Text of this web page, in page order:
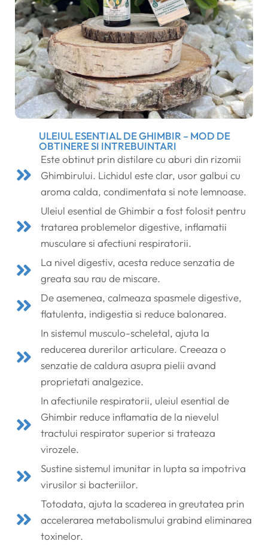
ULEIUL ESENTIAL DE GHIMBIR – MOD DE
OBTINERE SI INTREBUINTARI
Este obtinut prin distilare cu aburi din rizomii
Ghimbirului. Lichidul este clar, usor galbui cu
aroma calda, condimentata si note lemnoase.
Uleiul esential de Ghimbir a fost folosit pentru
tratarea problemelor digestive, inflamatii
musculare si afectiuni respiratorii.
La nivel digestiv, acesta reduce senzatia de
greata sau rau de miscare.
De asemenea, calmeaza spasmele digestive,
flatulenta, indigestia si reduce balonarea.
In sistemul musculo-scheletal, ajuta la
reducerea durerilor articulare. Creeaza o
senzatie de caldura asupra pielii avand
proprietati analgezice.
In afectiunile respiratorii, uleiul esential de
Ghimbir reduce inflamatia de la nievelul
tractului respirator superior si trateaza
virozele.
Sustine sistemul imunitar in lupta sa impotriva
virusilor si bacteriilor.
Totodata, ajuta la scaderea in greutatea prin
accelerarea metabolismului grabind eliminarea
toxinelor.